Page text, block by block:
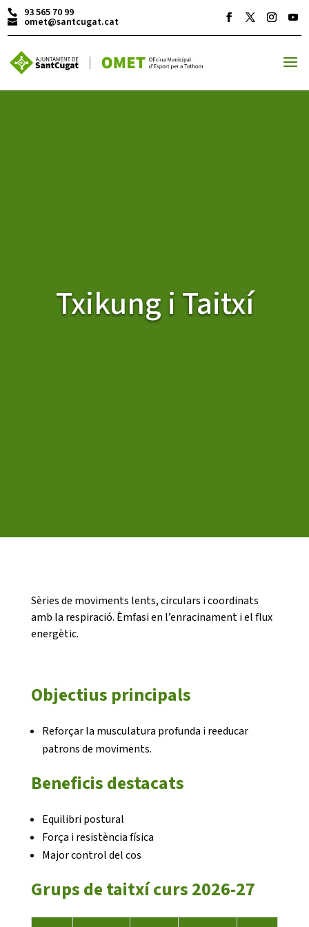
93 565 70 99
omet@santcugat.cat
Txikung i Taitxí
Sèries de moviments lents, circulars i coordinats
amb la respiració. Èmfasi en l’enracinament i el flux
energètic.
Objectius principals
Reforçar la musculatura profunda i reeducar
patrons de moviments.
Beneficis destacats
Equilibri postural
Força i resistència física
Major control del cos
Grups de taitxí curs 2026-27
ACTIVITATS D'ESTIU
SUPORT TERCER SECTOR
La Fundació
L'equip
Els comptes clars
Memòria d'activitats
Proposta educativa